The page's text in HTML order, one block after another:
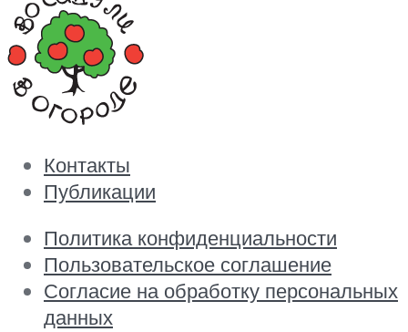
Контакты
Публикации
Политика конфиденциальности
Пользовательское соглашение
Согласие на обработку персональных
данных